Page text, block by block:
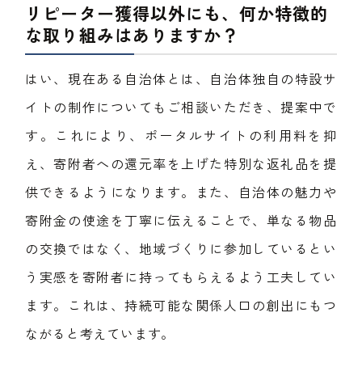
リピーター獲得以外にも、何か特徴的
な取り組みはありますか？
はい、現在ある自治体とは、自治体独自の特設サ
イトの制作についてもご相談いただき、提案中で
す。これにより、ポータルサイトの利用料を抑
え、寄附者への還元率を上げた特別な返礼品を提
供できるようになります。また、自治体の魅力や
寄附金の使途を丁寧に伝えることで、単なる物品
の交換ではなく、地域づくりに参加しているとい
う実感を寄附者に持ってもらえるよう工夫してい
ます。これは、持続可能な関係人口の創出にもつ
ながると考えています。